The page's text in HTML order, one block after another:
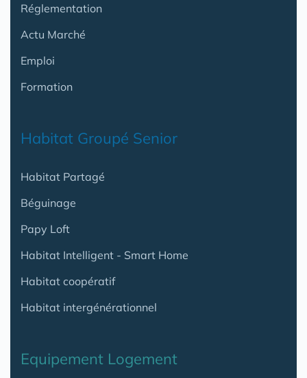
Réglementation
Actu Marché
Emploi
Formation
Habitat Groupé Senior
Habitat Partagé
Béguinage
Papy Loft
Habitat Intelligent - Smart Home
Habitat coopératif
Habitat intergénérationnel
Equipement Logement